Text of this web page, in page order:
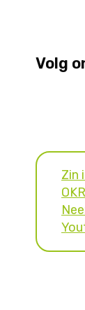
Volg
Zin